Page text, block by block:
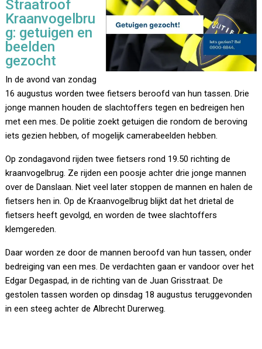
Straatroof
Kraanvogelbru
g: getuigen en
beelden
gezocht
In de avond van zondag
16 augustus worden twee fietsers beroofd van hun tassen. Drie
jonge mannen houden de slachtoffers tegen en bedreigen hen
met een mes. De politie zoekt getuigen die rondom de beroving
iets gezien hebben, of mogelijk camerabeelden hebben.
Op zondagavond rijden twee fietsers rond 19.50 richting de
kraanvogelbrug. Ze rijden een poosje achter drie jonge mannen
over de Danslaan. Niet veel later stoppen de mannen en halen de
fietsers hen in. Op de Kraanvogelbrug blijkt dat het drietal de
fietsers heeft gevolgd, en worden de twee slachtoffers
klemgereden.
Daar worden ze door de mannen beroofd van hun tassen, onder
bedreiging van een mes. De verdachten gaan er vandoor over het
Edgar Degaspad, in de richting van de Juan Grisstraat. De
gestolen tassen worden op dinsdag 18 augustus teruggevonden
in een steeg achter de Albrecht Durerweg.